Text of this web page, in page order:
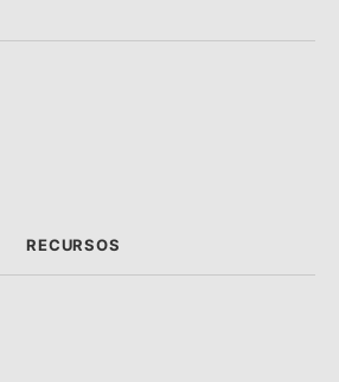
RECURSOS